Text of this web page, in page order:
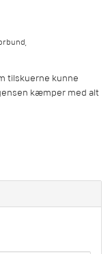
,
tilskuerne kunne
kæmper med alt